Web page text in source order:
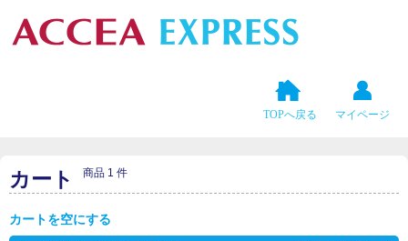
TOPへ戻る マイページ
カート 商品 1 件
カートを空にする